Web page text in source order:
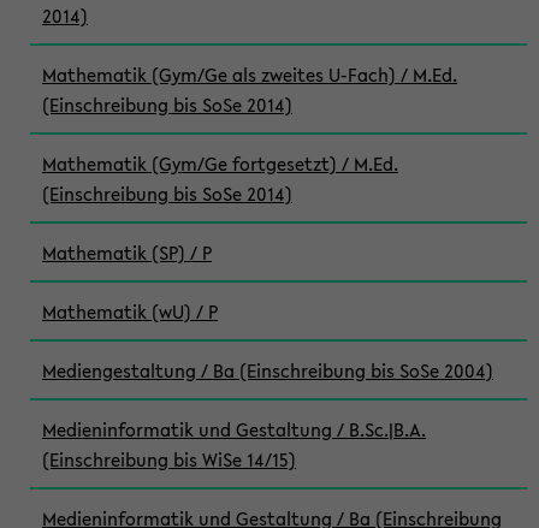
2014)
Mathematik (Gym/Ge als zweites U-Fach) / M.Ed.
(Einschreibung bis SoSe 2014)
Mathematik (Gym/Ge fortgesetzt) / M.Ed.
(Einschreibung bis SoSe 2014)
Mathematik (SP) / P
Mathematik (wU) / P
Mediengestaltung / Ba (Einschreibung bis SoSe 2004)
Medieninformatik und Gestaltung / B.Sc.|B.A.
(Einschreibung bis WiSe 14/15)
Medieninformatik und Gestaltung / Ba (Einschreibung